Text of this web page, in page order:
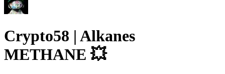
Crypto58 | Alkanes
METHANE 💥